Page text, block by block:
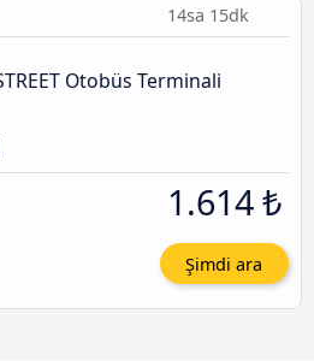
14sa 15dk
Otobüs Terminali
1.614 ₺
Şimdi ara